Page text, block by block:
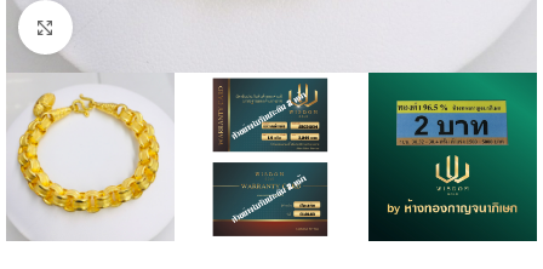
Click to enlarge